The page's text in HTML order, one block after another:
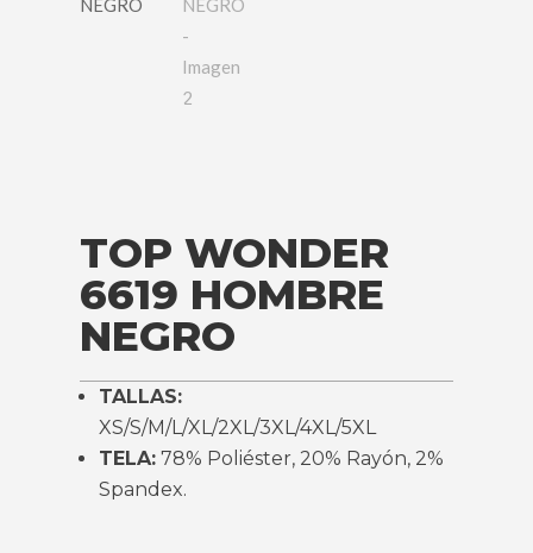
TOP WONDER
6619 HOMBRE
NEGRO
TALLAS:
XS/S/M/L/XL/2XL/3XL/4XL/5XL
TELA: 78% Poliéster, 20% Rayón, 2%
Spandex.